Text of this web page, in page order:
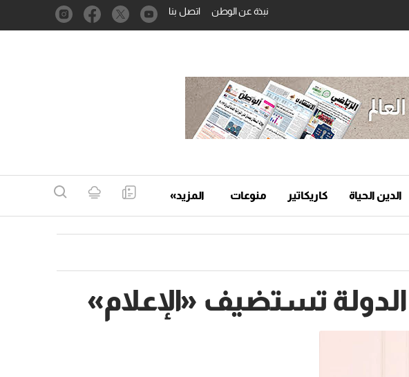
نبذة عن الوطن اتصل بنا
الدين الحياة كاريكاتير منوعات المزيد»
تستضيف «الإعلام»